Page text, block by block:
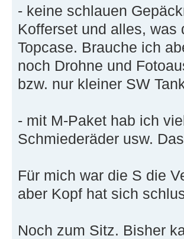
- keine schlauen
Kofferset und alles, was
Topcase. Brauche ich
noch Drohne und
bzw. nur kleiner SW
- mit M-Paket hab ich
Schmiederäder usw.
Für mich war die S die
aber Kopf hat sich
Noch zum Sitz. Bisher